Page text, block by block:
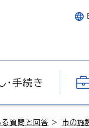
・手続き
る質問と回答 > 市の施